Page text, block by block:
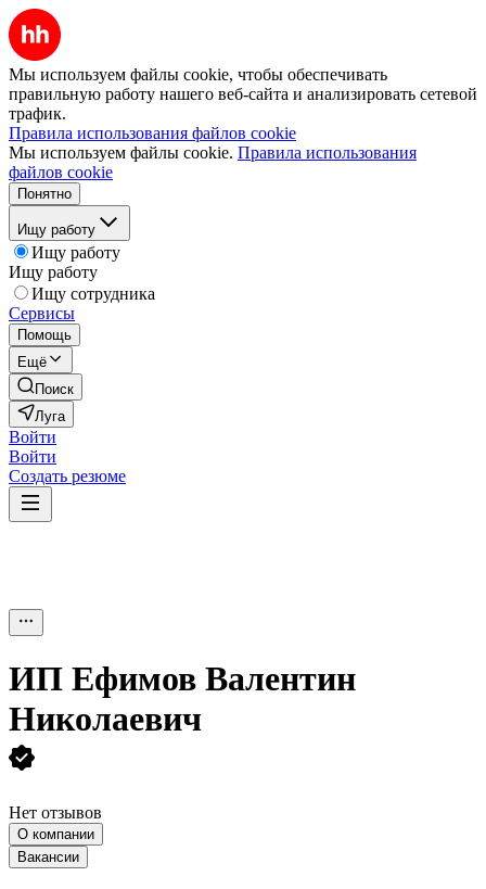
Мы используем файлы cookie, чтобы обеспечивать
правильную работу нашего веб-сайта и анализировать сетевой
трафик.
Правила использования файлов cookie
Мы используем файлы cookie. Правила использования
файлов cookie
Понятно
Ищу работу
Ищу работу
Ищу работу
Ищу сотрудника
Сервисы
Помощь
Ещё
Поиск
Луга
Войти
Войти
Создать резюме
ИП Ефимов Валентин
Николаевич
Нет отзывов
О компании
Вакансии